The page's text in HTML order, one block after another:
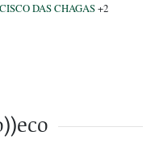
DAS CHAGAS+2